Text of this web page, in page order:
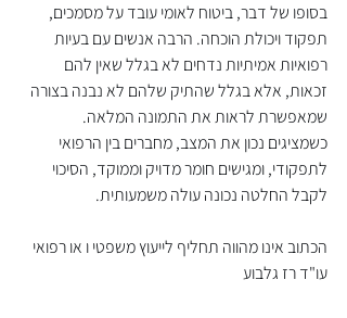
בסופו של דבר, ביטוח לאומי עובד על מסמכים,
תפקוד ויכולת הוכחה. הרבה אנשים עם בעיות
רפואיות אמיתיות נדחים לא בגלל שאין להם
זכאות, אלא בגלל שהתיק שלהם לא נבנה בצורה
שמאפשרת לראות את התמונה המלאה.
כשמציגים נכון את המצב, מחברים בין הרפואי
לתפקודי, ומגישים חומר מדויק וממוקד, הסיכוי
לקבל החלטה נכונה עולה משמעותית.
הכתוב אינו מהווה תחליף לייעוץ משפטי ו או רפואי
עו"ד רז גלבוע